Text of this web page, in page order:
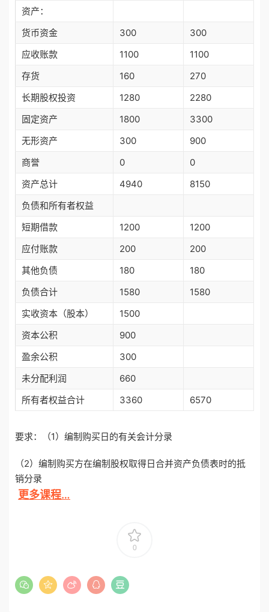
资产：
货币资金
300
300
应收账款
1100
1100
存货
160
270
长期股权投资
1280
2280
固定资产
1800
3300
无形资产
300
900
商誉
0
0
资产总计
4940
8150
负债和所有者权益
短期借款
1200
1200
应付账款
200
200
其他负债
180
180
负债合计
1580
1580
实收资本（股本）
1500
资本公积
900
盈余公积
300
未分配利润
660
所有者权益合计
3360 6570
要求：（1）编制购买日的有关会计分录
（2）编制购买方在编制股权取得日合并资产负债表时的抵
销分录
更多课程…
0